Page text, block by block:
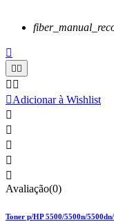

 
 
Adicionar à Wishlist





Avaliação(0)
Toner p/HP 5500/5500n/